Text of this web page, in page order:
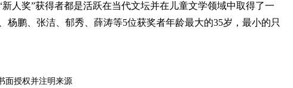
人奖”获得者都是活跃在当代文坛并在儿童文学领域中取得了一
杨鹏、张洁、郁秀、薛涛等5位获奖者年龄最大的35岁，最小的只
面授权并注明来源